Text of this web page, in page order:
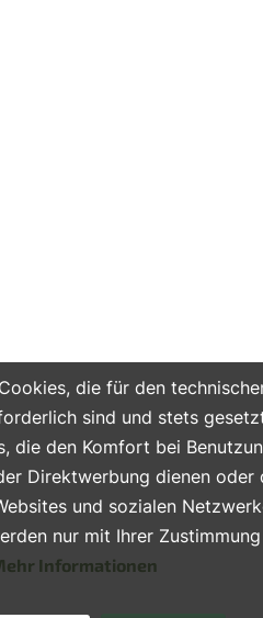
die für den
sind und stets
die den Komfort bei
Direktwerbung dienen oder
und sozialen
nur mit Ihrer Zustimmung
Informationen